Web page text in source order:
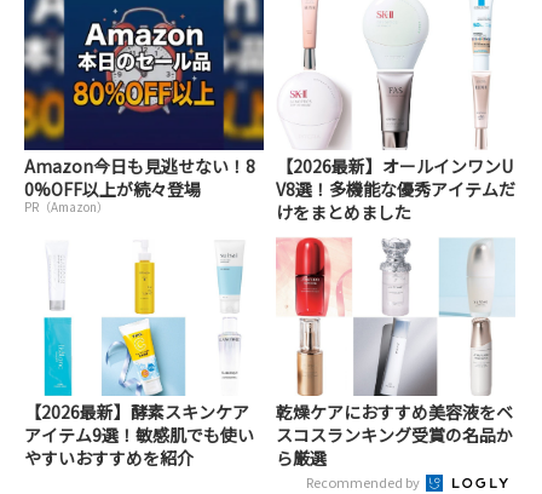
Amazon今日も見逃せない！8
0%OFF以上が続々登場
PR（Amazon）
【2026最新】オールインワンU
V8選！多機能な優秀アイテムだ
けをまとめました
【2026最新】酵素スキンケア
アイテム9選！敏感肌でも使い
やすいおすすめを紹介
乾燥ケアにおすすめ美容液をベ
スコスランキング受賞の名品か
ら厳選
Recommended by